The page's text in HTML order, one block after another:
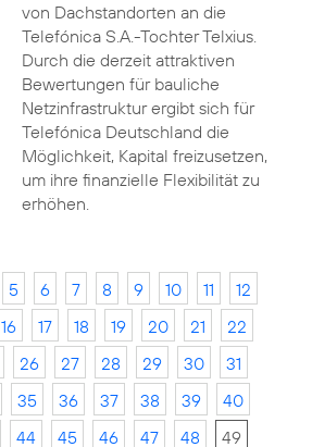
von Dachstandorten an die
Telefónica S.A.-Tochter Telxius.
Durch die derzeit attraktiven
Bewertungen für bauliche
Netzinfrastruktur ergibt sich für
Telefónica Deutschland die
Möglichkeit, Kapital freizusetzen,
um ihre finanzielle Flexibilität zu
erhöhen.
5 6 7 8 9 10 11
12
16 17 18 19 20 21
22
26 27 28 29 30
31
35 36 37 38 39
40
44 45 46 47 48
49